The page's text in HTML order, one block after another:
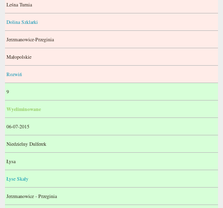
Leśna Turnia
Dolina Szklarki
Jerzmanowice-Przeginia
Małopolskie
Rozwiń
9
Wyeliminowane
06-07-2015
Niedzielny Dulferek
Łysa
Łyse Skały
Jerzmanowice - Przeginia